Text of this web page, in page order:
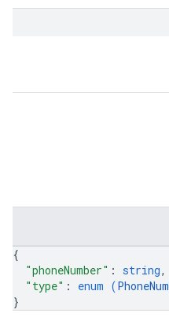
{
"phoneNumber" : string,
"type" : enum (
}